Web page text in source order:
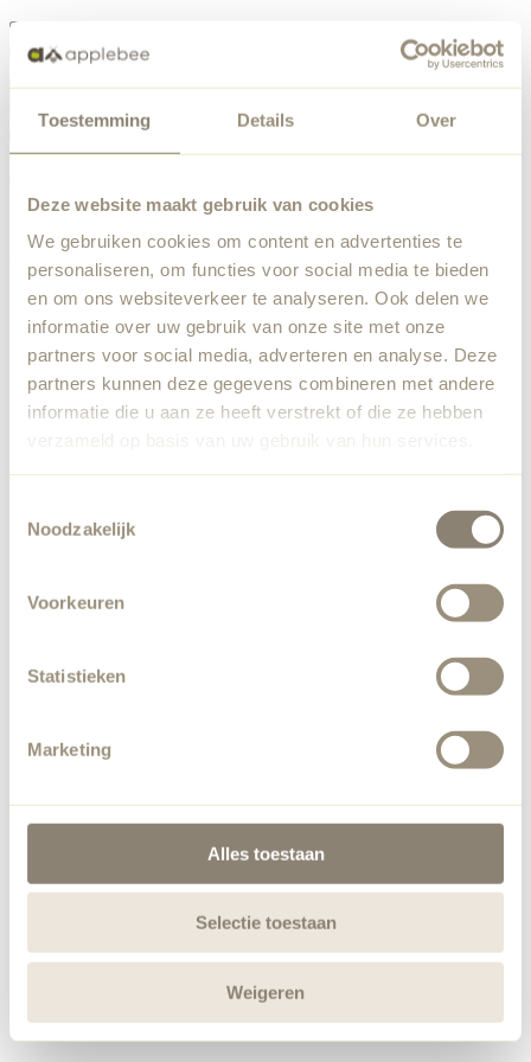
Toestemming Details Over
Deze website maakt gebruik van cookies
We gebruiken cookies om content en advertenties te
personaliseren, om functies voor social media te bieden
en om ons websiteverkeer te analyseren. Ook delen we
informatie over uw gebruik van onze site met onze
partners voor social media, adverteren en analyse. Deze
partners kunnen deze gegevens combineren met andere
informatie die u aan ze heeft verstrekt of die ze hebben
verzameld op basis van uw gebruik van hun services.
Noodzakelijk
Voorkeuren
Statistieken
Marketing
Alles toestaan
Selectie toestaan
Weigeren
Something went wrong
been notified.
Back to home